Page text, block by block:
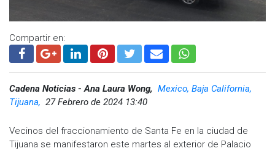
Compartir en:
Cadena Noticias - Ana Laura Wong, Mexico, Baja California,
Tijuana, 27 Febrero de 2024 13:40
Vecinos del fraccionamiento de Santa Fe en la ciudad de
Tijuana se manifestaron este martes al exterior de Palacio